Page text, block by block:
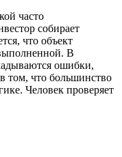
часто
собирает
что объект
В
ошибки,
том, что большинство
Человек проверяет